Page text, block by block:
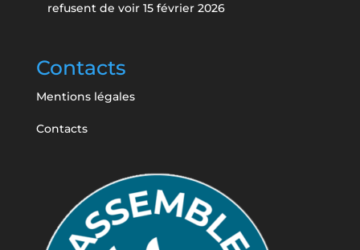
refusent de voir 15 février 2026
Contacts
Mentions légales
Contacts